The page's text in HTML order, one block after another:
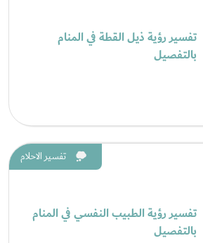
تفسير رؤية ذيل القطة في المنام
بالتفصيل
تفسير الاحلام
تفسير رؤية الطبيب النفسي في المنام
بالتفصيل